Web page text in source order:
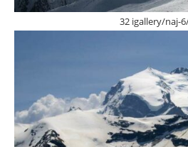
32 igallery/naj-